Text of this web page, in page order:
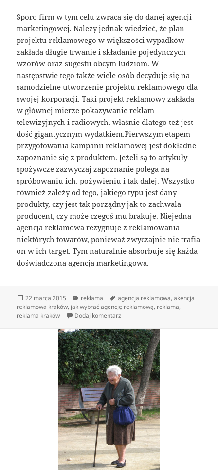
Sporo firm w tym celu zwraca się do danej agencji
marketingowej. Należy jednak wiedzieć, że plan
projektu reklamowego w większości wypadków
zakłada długie trwanie i składanie pojedynczych
wzorów oraz sugestii obcym ludziom. W
następstwie tego także wiele osób decyduje się na
samodzielne utworzenie projektu reklamowego dla
swojej korporacji. Taki projekt reklamowy zakłada
w głównej mierze pokazywanie reklam
telewizyjnych i radiowych, właśnie dlatego też jest
dość gigantycznym wydatkiem.Pierwszym etapem
przygotowania kampanii reklamowej jest dokładne
zapoznanie się z produktem. Jeżeli są to artykuły
spożywcze zazwyczaj zapoznanie polega na
spróbowaniu ich, pożywieniu i tak dalej. Wszystko
również zależy od tego, jakiego typu jest dany
produkty, czy jest tak porządny jak to zachwala
producent, czy może czegoś mu brakuje. Niejedna
agencja reklamowa rezygnuje z reklamowania
niektórych towarów, ponieważ zwyczajnie nie trafia
on w ich target. Tym naturalnie absorbuje się każda
doświadczona agencja marketingowa.
Data
publikacji
22 marca 2015 Kategorie
reklama Tagi
agencja reklamowa,akencja
reklamowa kraków, jak wybrać agencję reklamową, reklama,
reklama kraków
Dodaj komentarz